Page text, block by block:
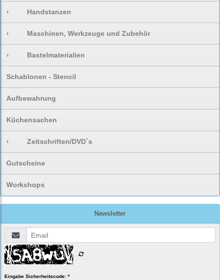
› Handstanzen
› Maschinen, Werkzeuge und Zubehör
› Bastelmaterialien
Schablonen - Stencil
Aufbewahrung
Küchensachen
› Zeitschriften/DVD`s
Gutscheine
Workshops
Newsletter
Eingabe Sicherheitscode: *